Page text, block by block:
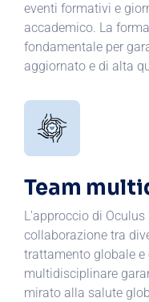
eventi formativi e
accademico. La
fondamentale per
aggiornato e di alta
Team
L'approccio di
collaborazione tra
trattamento globale e
multidisciplinare
mirato alla salute